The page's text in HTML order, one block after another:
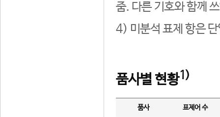
줌. 다른 기호와 함께
4) 미분석 표제 항은
품사별 현황1)
품사 표제어 수